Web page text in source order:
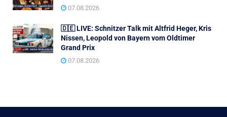
07.08.2026
🇩🇪 LIVE: Schnitzer Talk mit Altfrid Heger, Kris
Nissen, Leopold von Bayern vom Oldtimer
Grand Prix
07.08.2026